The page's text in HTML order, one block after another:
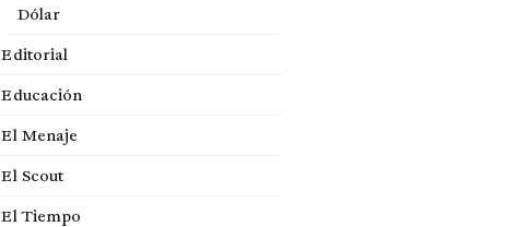
Dólar
Editorial
Educación
El Menaje
El Scout
El Tiempo